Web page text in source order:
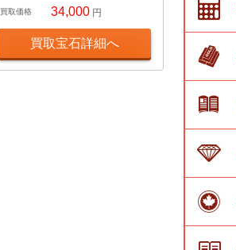
買取価格 34,000 円
買取宝石詳細へ